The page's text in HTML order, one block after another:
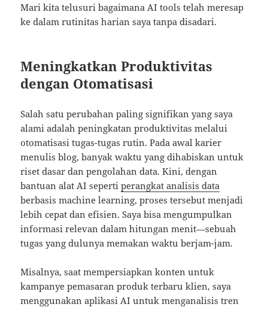
Mari kita telusuri bagaimana AI tools telah meresap
ke dalam rutinitas harian saya tanpa disadari.
Meningkatkan Produktivitas
dengan Otomatisasi
Salah satu perubahan paling signifikan yang saya
alami adalah peningkatan produktivitas melalui
otomatisasi tugas-tugas rutin. Pada awal karier
menulis blog, banyak waktu yang dihabiskan untuk
riset dasar dan pengolahan data. Kini, dengan
bantuan alat AI sepertiperangkat analisis data
berbasis machine learning, proses tersebut menjadi
lebih cepat dan efisien. Saya bisa mengumpulkan
informasi relevan dalam hitungan menit—sebuah
tugas yang dulunya memakan waktu berjam-jam.
Misalnya, saat mempersiapkan konten untuk
kampanye pemasaran produk terbaru klien, saya
menggunakan aplikasi AI untuk menganalisis tren